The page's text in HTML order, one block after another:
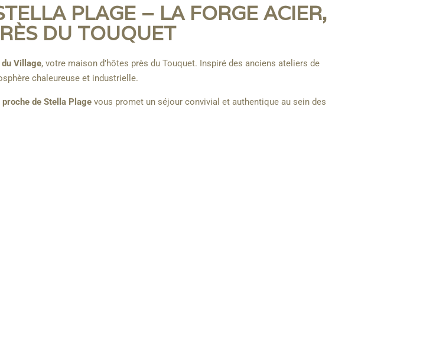
PLAGE – LA FORGE ACIER,
DU TOUQUET
Village, votre maison d’hôtes près du Touquet. Inspiré des anciens ateliers de
chaleureuse et industrielle.
proche de Stella Plage vous promet un séjour convivial et authentique au sein des